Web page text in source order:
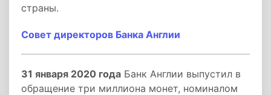
страны.
Совет директоров Банка Англии
31 января 2020 года Банк Англии выпустил в
обращение три миллиона монет, номиналом